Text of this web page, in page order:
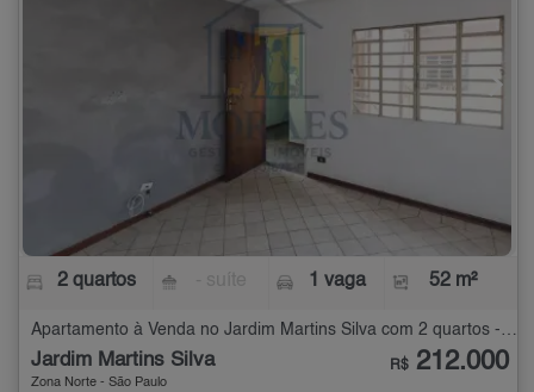
2 quartos 1 vaga 52 m²
Apartamento à Venda no Jardim Martins Silva com 2 quartos - 52 m²
Jardim Martins Silva
Zona Norte - São Paulo
R$ 212.000